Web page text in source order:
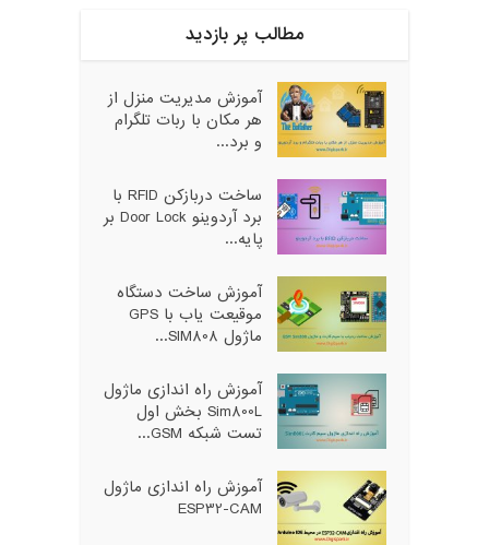
مطالب پر بازدید
آموزش مدیریت منزل از
هر مکان با ربات تلگرام
و برد...
ساخت دربازکن RFID با
برد آردوینو Door Lock بر
پایه...
آموزش ساخت دستگاه
موقیعت یاب با GPS
ماژول SIM808...
آموزش راه اندازی ماژول
Sim800L بخش اول
تست شبکه GSM...
آموزش راه اندازی ماژول
ESP32-CAM